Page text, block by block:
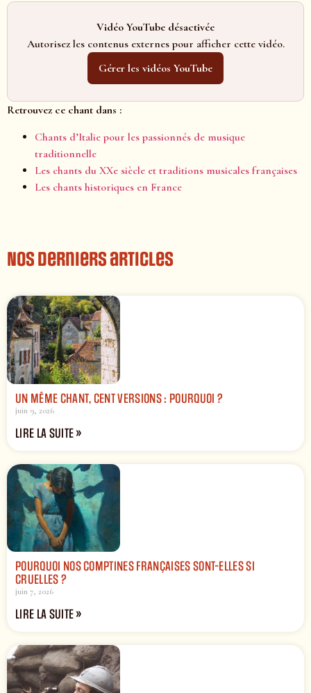
Vidéo YouTube désactivée
Autorisez les contenus externes pour afficher cette vidéo.
Gérer les vidéos YouTube
Retrouvez ce chant dans :
Chants d’Italie pour les passionnés de musique
traditionnelle
Les chants du XXe siècle et traditions musicales françaises
Les chants historiques en France
Nos derniers articles
UN MÊME CHANT, CENT VERSIONS : POURQUOI ?
juin 9, 2026
LIRE LA SUITE »
POURQUOI NOS COMPTINES FRANÇAISES SONT-ELLES SI
CRUELLES ?
juin 7, 2026
LIRE LA SUITE »